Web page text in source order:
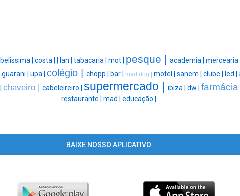
belissima | costa | lan | tabacaria | mot | pesque | academia | mercearia |
guarani | upa | colégio | chopp | bar | mad dog | motel | sanem | clube | led |
chaveiro | cabeleireiro | supermercado | ibiza | dw | farmácia |
restaurante | mad | educação |
BAIXE NOSSO APLICATIVO